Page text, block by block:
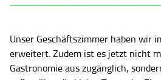
Unser Geschäftszimmer haben wir
erweitert. Zudem ist es jetzt nicht
Gastronomie aus zugänglich,